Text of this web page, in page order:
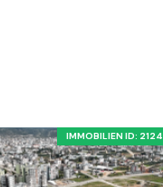
IMMOBILIEN ID: 2124